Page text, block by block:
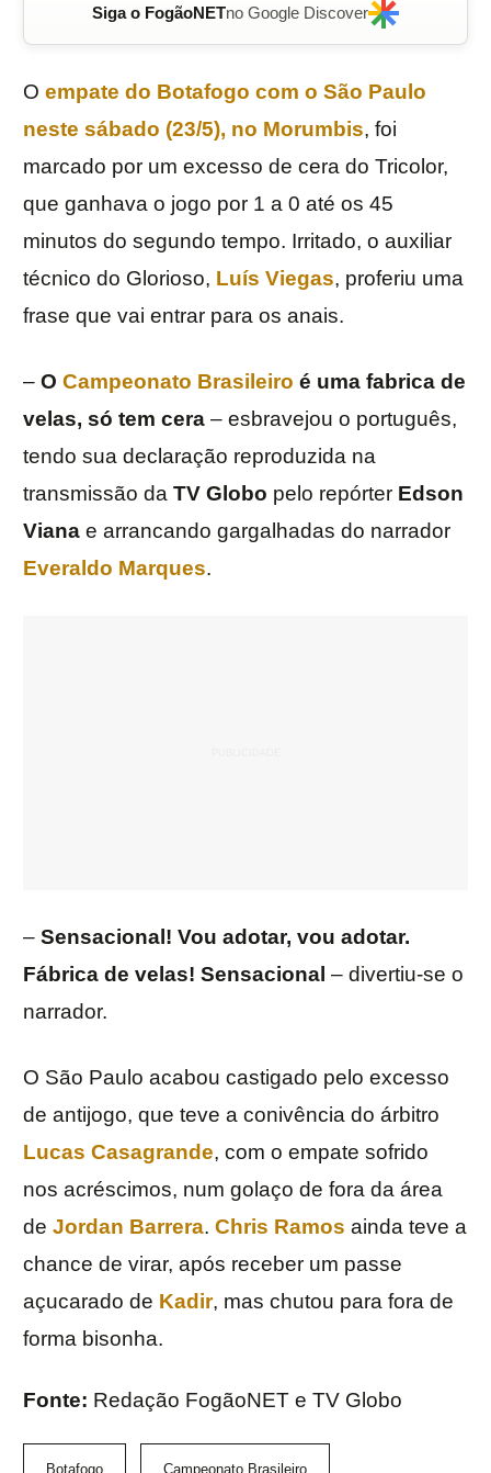
Siga o FogãoNETno Google Discover
O empate do Botafogo com o São Paulo
neste sábado (23/5), no Morumbis, foi
marcado por um excesso de cera do Tricolor,
que ganhava o jogo por 1 a 0 até os 45
minutos do segundo tempo. Irritado, o auxiliar
técnico do Glorioso, Luís Viegas, proferiu uma
frase que vai entrar para os anais.
– O Campeonato Brasileiro é uma fabrica de
velas, só tem cera – esbravejou o português,
tendo sua declaração reproduzida na
transmissão da TV Globo pelo repórter Edson
Viana e arrancando gargalhadas do narrador
Everaldo Marques.
– Sensacional! Vou adotar, vou adotar.
Fábrica de velas! Sensacional – divertiu-se o
narrador.
O São Paulo acabou castigado pelo excesso
de antijogo, que teve a conivência do árbitro
Lucas Casagrande, com o empate sofrido
nos acréscimos, num golaço de fora da área
de Jordan Barrera. Chris Ramos ainda teve a
chance de virar, após receber um passe
açucarado de Kadir, mas chutou para fora de
forma bisonha.
Fonte: Redação FogãoNET e TV Globo
Botafogo Campeonato Brasileiro